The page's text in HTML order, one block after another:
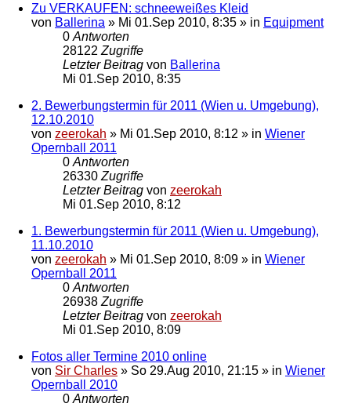
Zu VERKAUFEN: schneeweißes Kleid
von Ballerina » Mi 01.Sep 2010, 8:35 » in Equipment
0 Antworten
28122 Zugriffe
Letzter Beitrag von Ballerina
Mi 01.Sep 2010, 8:35
2. Bewerbungstermin für 2011 (Wien u. Umgebung),
12.10.2010
von zeerokah » Mi 01.Sep 2010, 8:12 » in Wiener
Opernball 2011
0 Antworten
26330 Zugriffe
Letzter Beitrag von zeerokah
Mi 01.Sep 2010, 8:12
1. Bewerbungstermin für 2011 (Wien u. Umgebung),
11.10.2010
von zeerokah » Mi 01.Sep 2010, 8:09 » in Wiener
Opernball 2011
0 Antworten
26938 Zugriffe
Letzter Beitrag von zeerokah
Mi 01.Sep 2010, 8:09
Fotos aller Termine 2010 online
von Sir Charles » So 29.Aug 2010, 21:15 » in Wiener
Opernball 2010
0 Antworten